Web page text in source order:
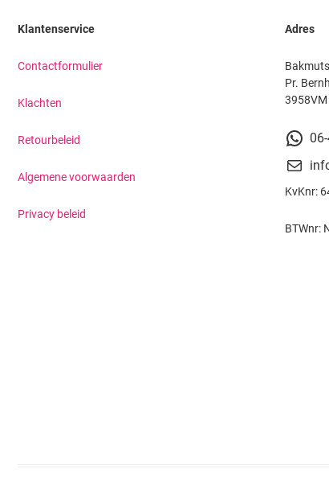
Klantenservice
Contactformulier
Klachten
Retourbeleid
Algemene voorwaarden
Privacy beleid
Adres
Pr.
KvKnr:
BTWnr: